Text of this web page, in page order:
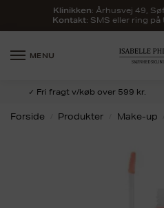
Klinikken: Århusvej 49,
Kontakt: SMS eller ring på
MENU
✓ Fri fragt v/køb over 599 kr.
Forside Produkter Make-up